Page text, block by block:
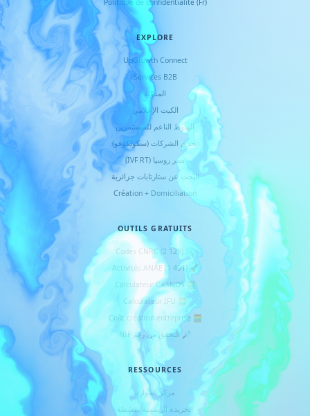
Politique de confidentialité (Fr)
EXPLORE
UpGrowth Connect
Services B2B
المدوّنة
الكيت الإعلامي
الهبوط الناعم للمستثمرين
تحدي الشركات (سكولكوفو)
ممر روسيا (IVF RT)
البحث عن ستارتابات جزائرية
Création + Domiciliation
OUTILS GRATUITS
🔍 Codes CNRC (2 129)
🚀 Activités ANAE (1 491)
🧮 Calculateur CASNOS
🧮 Calculateur IFU
🧮 Coût création entreprise
🔎 التحقق من رقم NIF
RESSOURCES
مركز الموارد
الجريدة الرسمية مبسّطة